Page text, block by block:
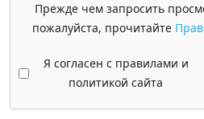
Прежде чем запросить
пожалуйста, прочитайте
Я согласен с правилами и
политикой сайта